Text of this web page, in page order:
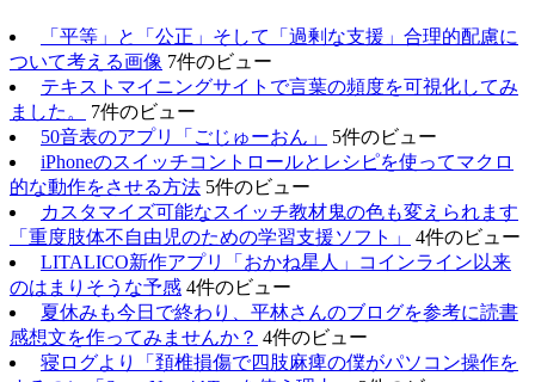
「平等」と「公正」そして「過剰な支援」合理的配慮に
ついて考える画像 7件のビュー
テキストマイニングサイトで言葉の頻度を可視化してみ
ました。
7件のビュー
50音表のアプリ「ごじゅーおん」
5件のビュー
iPhoneのスイッチコントロールとレシピを使ってマクロ
的な動作をさせる方法 5件のビュー
カスタマイズ可能なスイッチ教材鬼の色も変えられます
「重度肢体不自由児のための学習支援ソフト」
4件のビュー
LITALICO新作アプリ「おかね星人」コインライン以来
のはまりそうな予感 4件のビュー
夏休みも今日で終わり、平林さんのブログを参考に読書
感想文を作ってみませんか？ 4件のビュー
寝ログより「頚椎損傷で四肢麻痺の僕がパソコン操作を